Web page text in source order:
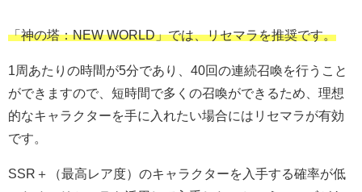
「神の塔：NEW WORLD」では、リセマラを推奨です。
1周あたりの時間が5分であり、40回の連続召喚を行うこと
ができますので、短時間で多くの召喚ができるため、理想
的なキャラクターを手に入れたい場合にはリセマラが有効
です。
SSR＋（最高レア度）のキャラクターを入手する確率が低